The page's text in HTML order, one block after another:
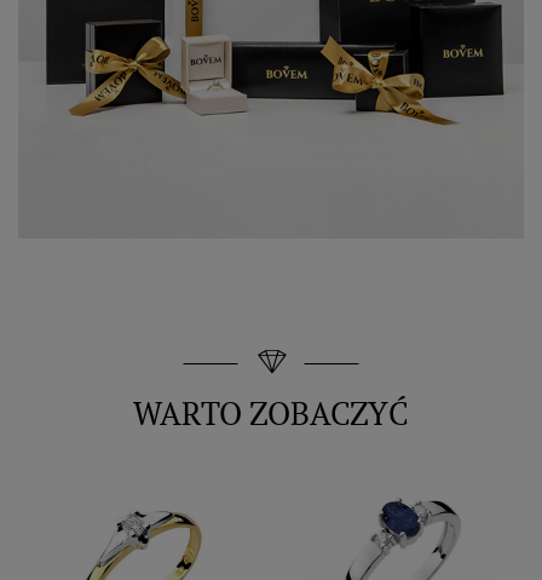
WARTO ZOBACZYĆ